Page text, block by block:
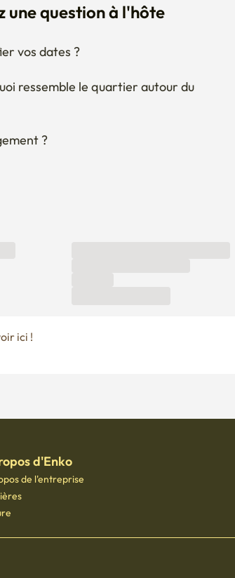
vos dates ?
ressemble le quartier autour du
?
de l'entreprise